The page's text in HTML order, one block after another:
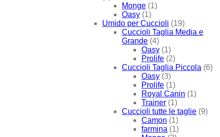
Monge (1)
Oasy (1)
Umido per Cuccioli (19)
Cuccioli Taglia Media e
Grande (4)
Oasy (1)
Prolife (2)
Cuccioli Taglia Piccola (6)
Oasy (3)
Prolife (1)
Royal Canin (1)
Trainer (1)
Cuccioli tutte le taglie (9)
Camon (1)
farmina (1)